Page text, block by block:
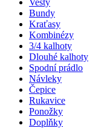
Vesty
Bundy
Kraťasy
Kombinézy
3/4 kalhoty
Dlouhé kalhoty
Spodní prádlo
Návleky
Čepice
Rukavice
Ponožky
Doplňky